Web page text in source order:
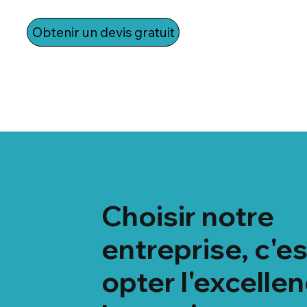
Choisir notre
entreprise,
opter
Obtenir un devis gratuit